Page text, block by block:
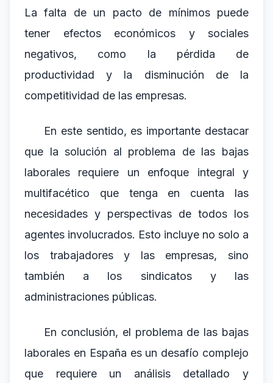
La falta de un pacto de mínimos puede
tener efectos económicos y sociales
negativos, como la pérdida de
productividad y la disminución de la
competitividad de las empresas.
En este sentido, es importante destacar
que la solución al problema de las bajas
laborales requiere un enfoque integral y
multifacético que tenga en cuenta las
necesidades y perspectivas de todos los
agentes involucrados. Esto incluye no solo a
los trabajadores y las empresas, sino
también a los sindicatos y las
administraciones públicas.
En conclusión, el problema de las bajas
laborales en España es un desafío complejo
que requiere un análisis detallado y